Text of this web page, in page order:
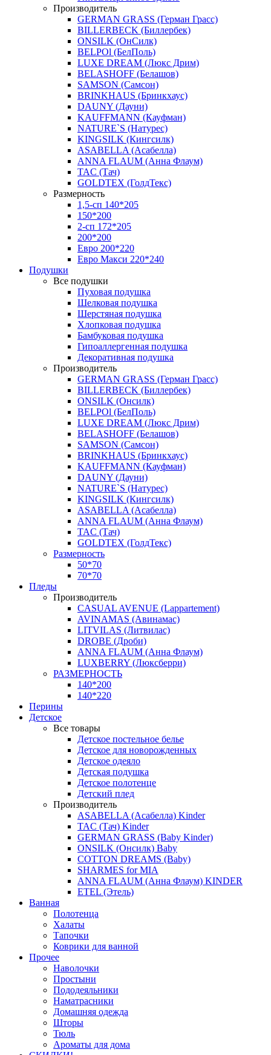
Производитель
GERMAN GRASS (Герман Грасс)
BILLERBECK (Биллербек)
ONSILK (ОнСилк)
BELPOl (БелПоль)
LUXE DREAM (Люкс Дрим)
BELASHOFF (Белашов)
SAMSON (Самсон)
BRINKHAUS (Бринкхаус)
DAUNY (Дауни)
KAUFFMANN (Кауфман)
NATURE`S (Натурес)
KINGSILK (Кингсилк)
ASABELLA (Асабелла)
ANNA FLAUM (Анна Флаум)
TAC (Тач)
GOLDTEX (ГолдТекс)
Размерность
1,5-сп 140*205
150*200
2-сп 172*205
200*200
Евро 200*220
Евро Макси 220*240
Подушки
Все подушки
Пуховая подушка
Шелковая подушка
Шерстяная подушка
Хлопковая подушка
Бамбуковая подушка
Гипоаллергенная подушка
Декоративная подушка
Производитель
GERMAN GRASS (Герман Грасс)
BILLERBECK (Биллербек)
ONSILK (Онсилк)
BELPOl (БелПоль)
LUXE DREAM (Люкс Дрим)
BELASHOFF (Белашов)
SAMSON (Самсон)
BRINKHAUS (Бринкхаус)
KAUFFMANN (Кауфман)
DAUNY (Дауни)
NATURE`S (Натурес)
KINGSILK (Кингсилк)
ASABELLA (Асабелла)
ANNA FLAUM (Анна Флаум)
TAC (Тач)
GOLDTEX (ГолдТекс)
Размерность
50*70
70*70
Пледы
Производитель
CASUAL AVENUE (Lappartement)
AVINAMAS (Авинамас)
LITVILAS (Литвилас)
DROBE (Дроби)
ANNA FLAUM (Анна Флаум)
LUXBERRY (Люксберри)
РАЗМЕРНОСТЬ
140*200
140*220
Перины
Детское
Все товары
Детское постельное белье
Детское для новорожденных
Детское одеяло
Детская подушка
Детское полотенце
Детский плед
Производитель
ASABELLA (Асабелла) Kinder
TAC (Тач) Kinder
GERMAN GRASS (Baby Kinder)
ONSILK (Онсилк) Baby
COTTON DREAMS (Baby)
SHARMES for MIA
ANNA FLAUM (Анна Флаум) KINDER
ETEL (Этель)
Ванная
Полотенца
Халаты
Тапочки
Коврики для ванной
Прочее
Наволочки
Простыни
Пододеяльники
Наматрасники
Домашняя одежда
Шторы
Тюль
Ароматы для дома